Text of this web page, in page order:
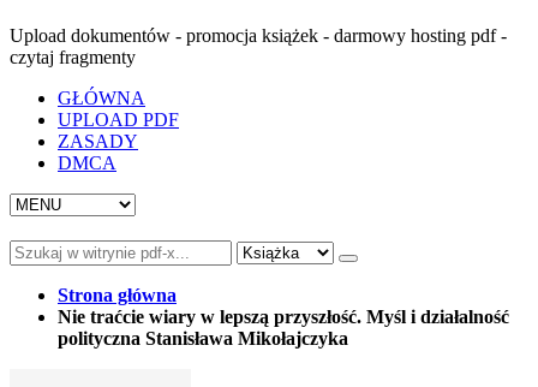
Upload dokumentów - promocja książek - darmowy hosting pdf -
czytaj fragmenty
GŁÓWNA
UPLOAD PDF
ZASADY
DMCA
Strona główna
Nie traćcie wiary w lepszą przyszłość. Myśl i działalność
polityczna Stanisława Mikołajczyka